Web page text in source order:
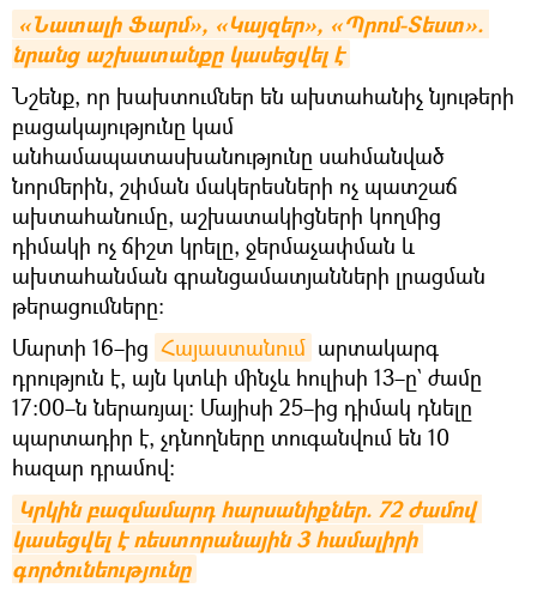
«Նատալի Ֆարմ», «Կայզեր», «Պրոմ-Տեստ».
նրանց աշխատանքը կասեցվել է
Նշենք, որ խախտումներ են ախտահանիչ նյութերի
բացակայությունը կամ
անհամապատասխանությունը սահմանված
նորմերին, շփման մակերեսների ոչ պատշաճ
ախտահանումը, աշխատակիցների կողմից
դիմակի ոչ ճիշտ կրելը, ջերմաչափման և
ախտահանման գրանցամատյանների լրացման
թերացումները։
Մարտի 16–ից Հայաստանում արտակարգ
դրություն է, այն կտևի մինչև հուլիսի 13–ը` ժամը
17։00–ն ներառյալ։ Մայիսի 25–ից դիմակ դնելը
պարտադիր է, չդնողները տուգանվում են 10
հազար դրամով։
Կրկին բազմամարդ հարսանիքներ. 72 ժամով
կասեցվել է ռեստորանային 3 համալիրի
գործունեությունը